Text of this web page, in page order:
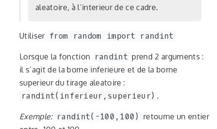
aleatoire, à l’interieur de ce cadre.
Utiliser from random import randint
Lorsque la fonction randint prend 2 arguments :
il s’agit de la borne inferieure et de la borne
superieur du tirage aleatoire :
randint(inferieur,superieur) .
Exemple: randint(-100,100) retourne un entier